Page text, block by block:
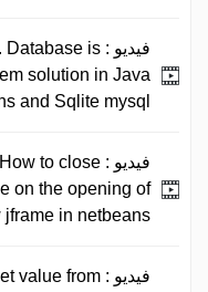
فيديو : Database is
solution in Java
and Sqlite mysql .
فيديو : to close
on the opening of
jframe in netbeans.
فيديو : value from